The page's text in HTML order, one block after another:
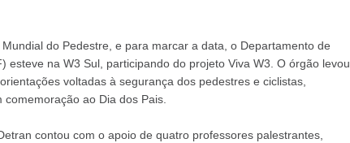
do Pedestre, e para marcar a data, o Departamento de
esteve na W3 Sul, participando do projeto Viva W3. O órgão levou
voltadas à segurança dos pedestres e ciclistas,
ao Dia dos Pais.
contou com o apoio de quatro professores palestrantes,